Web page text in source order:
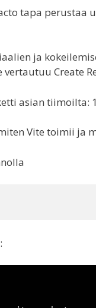
tapa perustaa
ja
Create
asian tiimoilta:
Vite toimii ja